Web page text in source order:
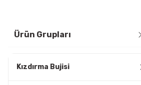
Ürün Grupları
Kızdırma Bujisi